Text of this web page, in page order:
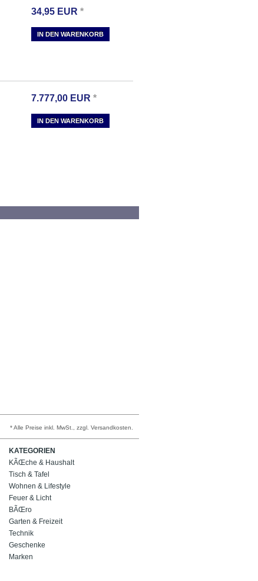
34,95 EUR *
IN DEN WARENKORB
7.777,00 EUR *
IN DEN WARENKORB
* Alle Preise inkl. MwSt., zzgl. Versandkosten.
KATEGORIEN
KÃŒche & Haushalt
Tisch & Tafel
Wohnen & Lifestyle
Feuer & Licht
BÃŒro
Garten & Freizeit
Technik
Geschenke
Marken